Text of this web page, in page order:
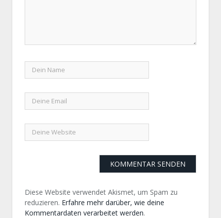
Diese Website verwendet Akismet, um Spam zu
reduzieren. Erfahre mehr darüber, wie deine
Kommentardaten verarbeitet werden.